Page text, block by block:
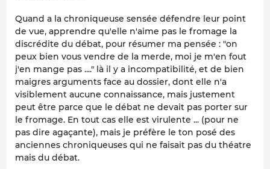
Quand a la chroniqueuse sensée défendre leur point
de vue, apprendre qu'elle n'aime pas le fromage la
discrédite du débat, pour résumer ma pensée : "on
peux bien vous vendre de la merde, moi je m'en fout
j'en mange pas ...." là il y a incompatibilité, et de bien
maigres arguments face au dossier, dont elle n'a
visiblement aucune connaissance, mais justement
peut être parce que le débat ne devait pas porter sur
le fromage. En tout cas elle est virulente ... (pour ne
pas dire agaçante), mais je préfère le ton posé des
anciennes chroniqueuses qui ne faisait pas du théatre
mais du débat.